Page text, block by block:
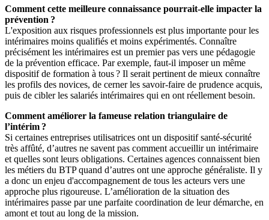
Comment cette meilleure connaissance pourrait-elle impacter la
prévention ?
L'exposition aux risques professionnels est plus importante pour les
intérimaires moins qualifiés et moins expérimentés. Connaître
précisément les intérimaires est un premier pas vers une pédagogie
de la prévention efficace. Par exemple, faut-il imposer un même
dispositif de formation à tous ? Il serait pertinent de mieux connaître
les profils des novices, de cerner les savoir-faire de prudence acquis,
puis de cibler les salariés intérimaires qui en ont réellement besoin.
Comment améliorer la fameuse relation triangulaire de
l’intérim ?
Si certaines entreprises utilisatrices ont un dispositif santé-sécurité
très affûté, d’autres ne savent pas comment accueillir un intérimaire
et quelles sont leurs obligations. Certaines agences connaissent bien
les métiers du BTP quand d’autres ont une approche généraliste. Il y
a donc un enjeu d'accompagnement de tous les acteurs vers une
approche plus rigoureuse. L’amélioration de la situation des
intérimaires passe par une parfaite coordination de leur démarche, en
amont et tout au long de la mission.